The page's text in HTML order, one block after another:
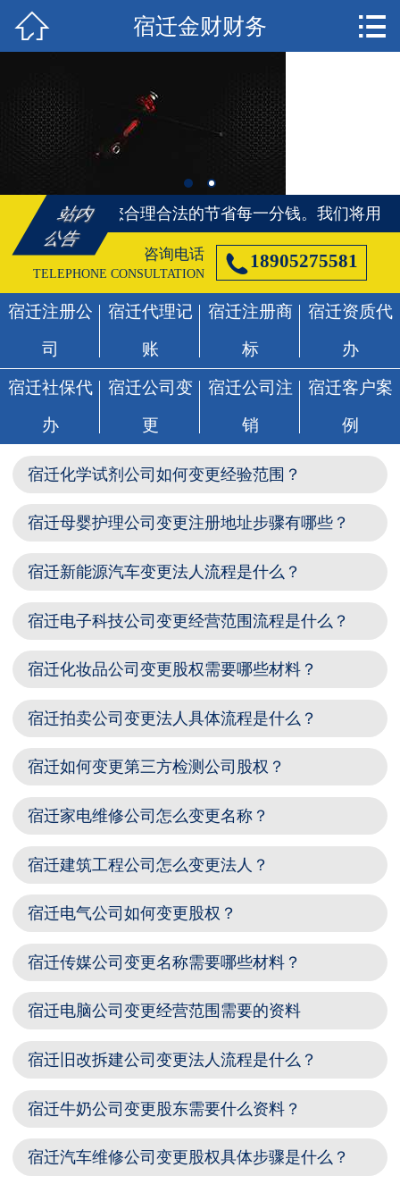
宿迁代理记账
宿迁注册商标
宿迁社保代办
宿迁公司变更
宿迁客户案例
 宿迁金财财务 
站内
公告
将用知识、帮您合理合法的节省每一分钱。 我们将用
咨询电话
TELEPHONE CONSULTATION  18905275581
宿迁注册公
司
宿迁代理记
账
宿迁注册商
标
宿迁资质代
办
宿迁社保代
办
宿迁公司变
更
宿迁公司注
销
宿迁客户案
例
宿迁化学试剂公司如何变更经验范围？
宿迁母婴护理公司变更注册地址步骤有哪些？
宿迁新能源汽车变更法人流程是什么？
宿迁电子科技公司变更经营范围流程是什么？
宿迁化妆品公司变更股权需要哪些材料？
宿迁拍卖公司变更法人具体流程是什么？
宿迁如何变更第三方检测公司股权？
宿迁家电维修公司怎么变更名称？
宿迁建筑工程公司怎么变更法人？
宿迁电气公司如何变更股权？
宿迁传媒公司变更名称需要哪些材料？
宿迁电脑公司变更经营范围需要的资料
宿迁旧改拆建公司变更法人流程是什么？
宿迁牛奶公司变更股东需要什么资料？
宿迁汽车维修公司变更股权具体步骤是什么？